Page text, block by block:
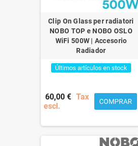
Clip On Glass per radiatori
NOBO TOP e NOBO OSLO
WiFi 500W | Accesorio
Radiador
Últimos artículos en stock
60,00 € Tax
escl.
COMPRAR